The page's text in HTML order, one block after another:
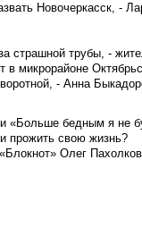
Новочеркасск, -
страшной трубы, -
в микрорайоне
- Анна
«Больше бедным я не
прожить свою жизнь?
Олег Пахолков